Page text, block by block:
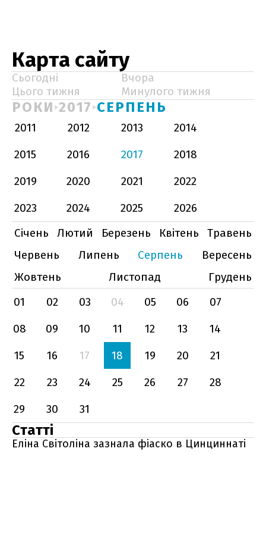
Карта сайту
Сьогодні
Вчора
Цього тижня
Минулого тижня
РОКИ 2017 СЕРПЕНЬ
2011 2012 2013
2014
2015
2016 2017
2018
2019
2020 2021
2022
2023
2024 2025
2026
Січень
Лютий Березень Квітень
Травень
Червень
Липень Серпень
Вересень
Жовтень
Листопад
Грудень
01
02 03 04 05 06
07
08
09 10 11 12 13
14
15
16 17 18 19 20
21
22
23 24 25 26 27
28
29
30 31
Статті
Еліна Світоліна зазнала фіаско в Цинциннаті